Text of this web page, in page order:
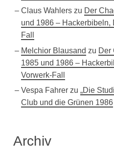
Claus Wahlerszu Der
und 1986 – Hackerbibeln,
Fall
Melchior Blausand zu Der
1985 und 1986 –
Vorwerk-Fall
Vespa Fahrerzu „Die
Club und die Grünen 1986
Archiv